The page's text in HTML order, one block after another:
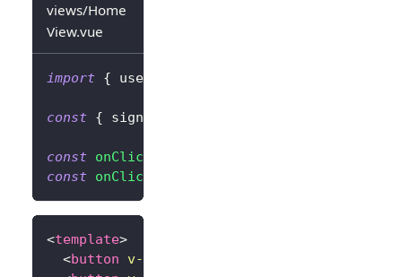
views/Home
View.vue
import { useLogto
const { signIn
const onClickSignIn
const onClickSignOut
<template>
<button v-if